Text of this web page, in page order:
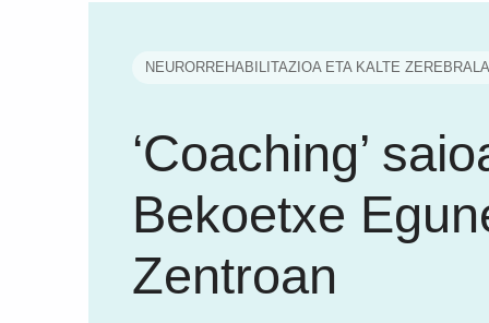
NEURORREHABILITAZIOA ETA KALTE ZEREBRALA
‘Coaching’
Bekoetxe
Zentroan